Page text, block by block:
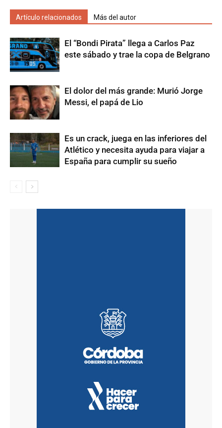
Artículo relacionados Más del autor
El “Bondi Pirata” llega a Carlos Paz
este sábado y trae la copa de Belgrano
El dolor del más grande: Murió Jorge
Messi, el papá de Lio
Es un crack, juega en las inferiores del
Atlético y necesita ayuda para viajar a
España para cumplir su sueño